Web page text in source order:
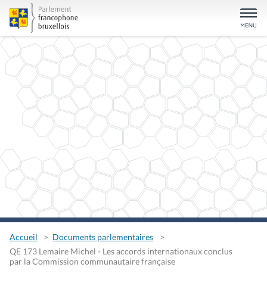
Accueil
Documents parlementaires
QE 173 Lemaire Michel - Les accords internationaux conclus
par la Commission communautaire française